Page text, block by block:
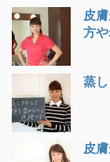
皮
方
蒸
皮